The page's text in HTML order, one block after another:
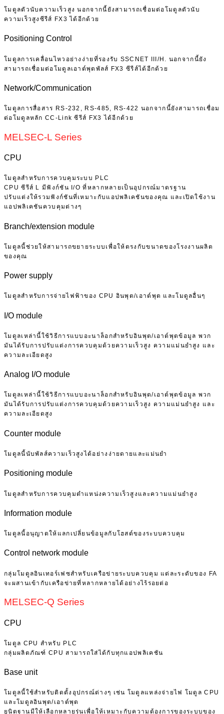
โมดูลตัวนับความเร็วสูง นอกจากนี้ยังสามารถเชื่อมต่อโมดูลตัวนับ
ความเร็วสูงซีรีส์ FX3 ได้อีกด้วย
Positioning Control
โมดูลการเคลื่อนไหวอย่างง่ายที่รองรับ SSCNET III/H. นอกจากนี้ยัง
สามารถเชื่อมต่อโมดูลเอาต์พุตพัลส์ FX3 ซีรีส์ได้อีกด้วย
Network/Communication
โมดูลการสื่อสาร RS-232, RS-485, RS-422 นอกจากนี้ยังสามารถเชื่อม
ต่อโมดูลหลัก CC-Link ซีรีส์ FX3 ได้อีกด้วย
MELSEC-L Series
CPU
โมดูลสำหรับการควบคุมระบบ PLC
CPU ซีรีส์ L มีฟังก์ชัน I/O ที่หลากหลายเป็นอุปกรณ์มาตรฐาน
ปรับแต่งให้รวมฟังก์ชันที่เหมาะกับแอปพลิเคชันของคุณ และเปิดใช้งาน
แอปพลิเคชันควบคุมต่างๆ
Branch/extension module
โมดูลนี้ช่วยให้สามารถขยายระบบเพื่อให้ตรงกับขนาดของโรงงานผลิต
ของคุณ
Power supply
โมดูลสำหรับการจ่ายไฟฟ้าของ CPU อินพุต/เอาต์พุต และโมดูลอื่นๆ
I/O module
โมดูลเหล่านี้ใช้วิธีการแบบอะนาล็อกสำหรับอินพุต/เอาต์พุตข้อมูล พวก
มันได้รับการปรับแต่งการควบคุมด้วยความเร็วสูง ความแม่นยำสูง และ
ความละเอียดสูง
Analog I/O module
โมดูลเหล่านี้ใช้วิธีการแบบอะนาล็อกสำหรับอินพุต/เอาต์พุตข้อมูล พวก
มันได้รับการปรับแต่งการควบคุมด้วยความเร็วสูง ความแม่นยำสูง และ
ความละเอียดสูง
Counter module
โมดูลนี้นับพัลส์ความเร็วสูงได้อย่างง่ายดายและแม่นยำ
Positioning module
โมดูลสำหรับการควบคุมตำแหน่งความเร็วสูงและความแม่นยำสูง
Information module
โมดูลนี้อนุญาตให้แลกเปลี่ยนข้อมูลกับโฮสต์ของระบบควบคุม
Control network module
กลุ่มโมดูลอินเทอร์เฟซสำหรับเครือข่ายระบบควบคุม แต่ละระดับของ FA
จะผสานเข้ากับเครือข่ายที่หลากหลายได้อย่างไร้รอยต่อ
MELSEC-Q Series
CPU
โมดูล CPU สำหรับ PLC
กลุ่มผลิตภัณฑ์ CPU สามารถใส่ได้กับทุกแอปพลิเคชัน
Base unit
โมดูลนี้ใช้สำหรับติดตั้งอุปกรณ์ต่างๆ เช่น โมดูลแหล่งจ่ายไฟ โมดูล CPU
และโมดูลอินพุต/เอาต์พุต
ยูนิตฐานมีให้เลือกหลายรุ่นเพื่อให้เหมาะกับความต้องการของระบบของ